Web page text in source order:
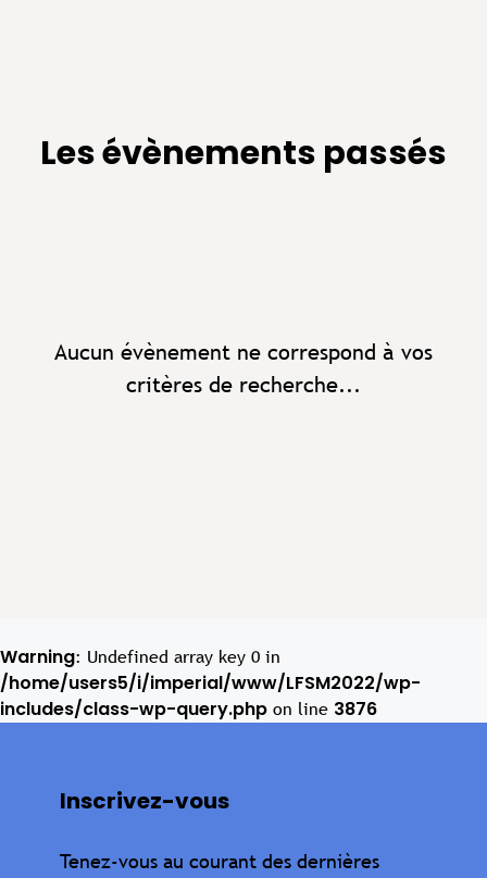
Les évènements passés
Aucun évènement ne correspond à vos
critères de recherche...
Warning: Undefined array key 0 in
/home/users5/i/imperial/www/LFSM2022/wp-
includes/class-wp-query.php on line 3876
Inscrivez-vous
Tenez-vous au courant des dernières